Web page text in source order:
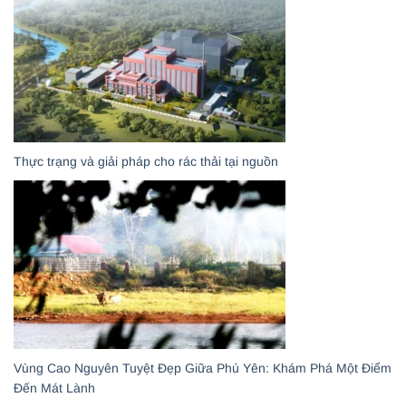
Thực trạng và giải pháp cho rác thải tại nguồn
Vùng Cao Nguyên Tuyệt Đẹp Giữa Phú Yên: Khám Phá Một Điểm
Đến Mát Lành